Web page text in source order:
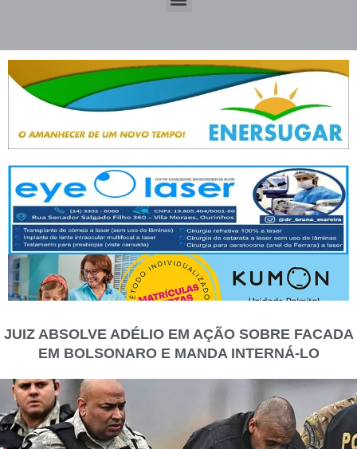
JUIZ ABSOLVE ADÉLIO EM AÇÃO SOBRE FACADA
EM BOLSONARO E MANDA INTERNÁ-LO